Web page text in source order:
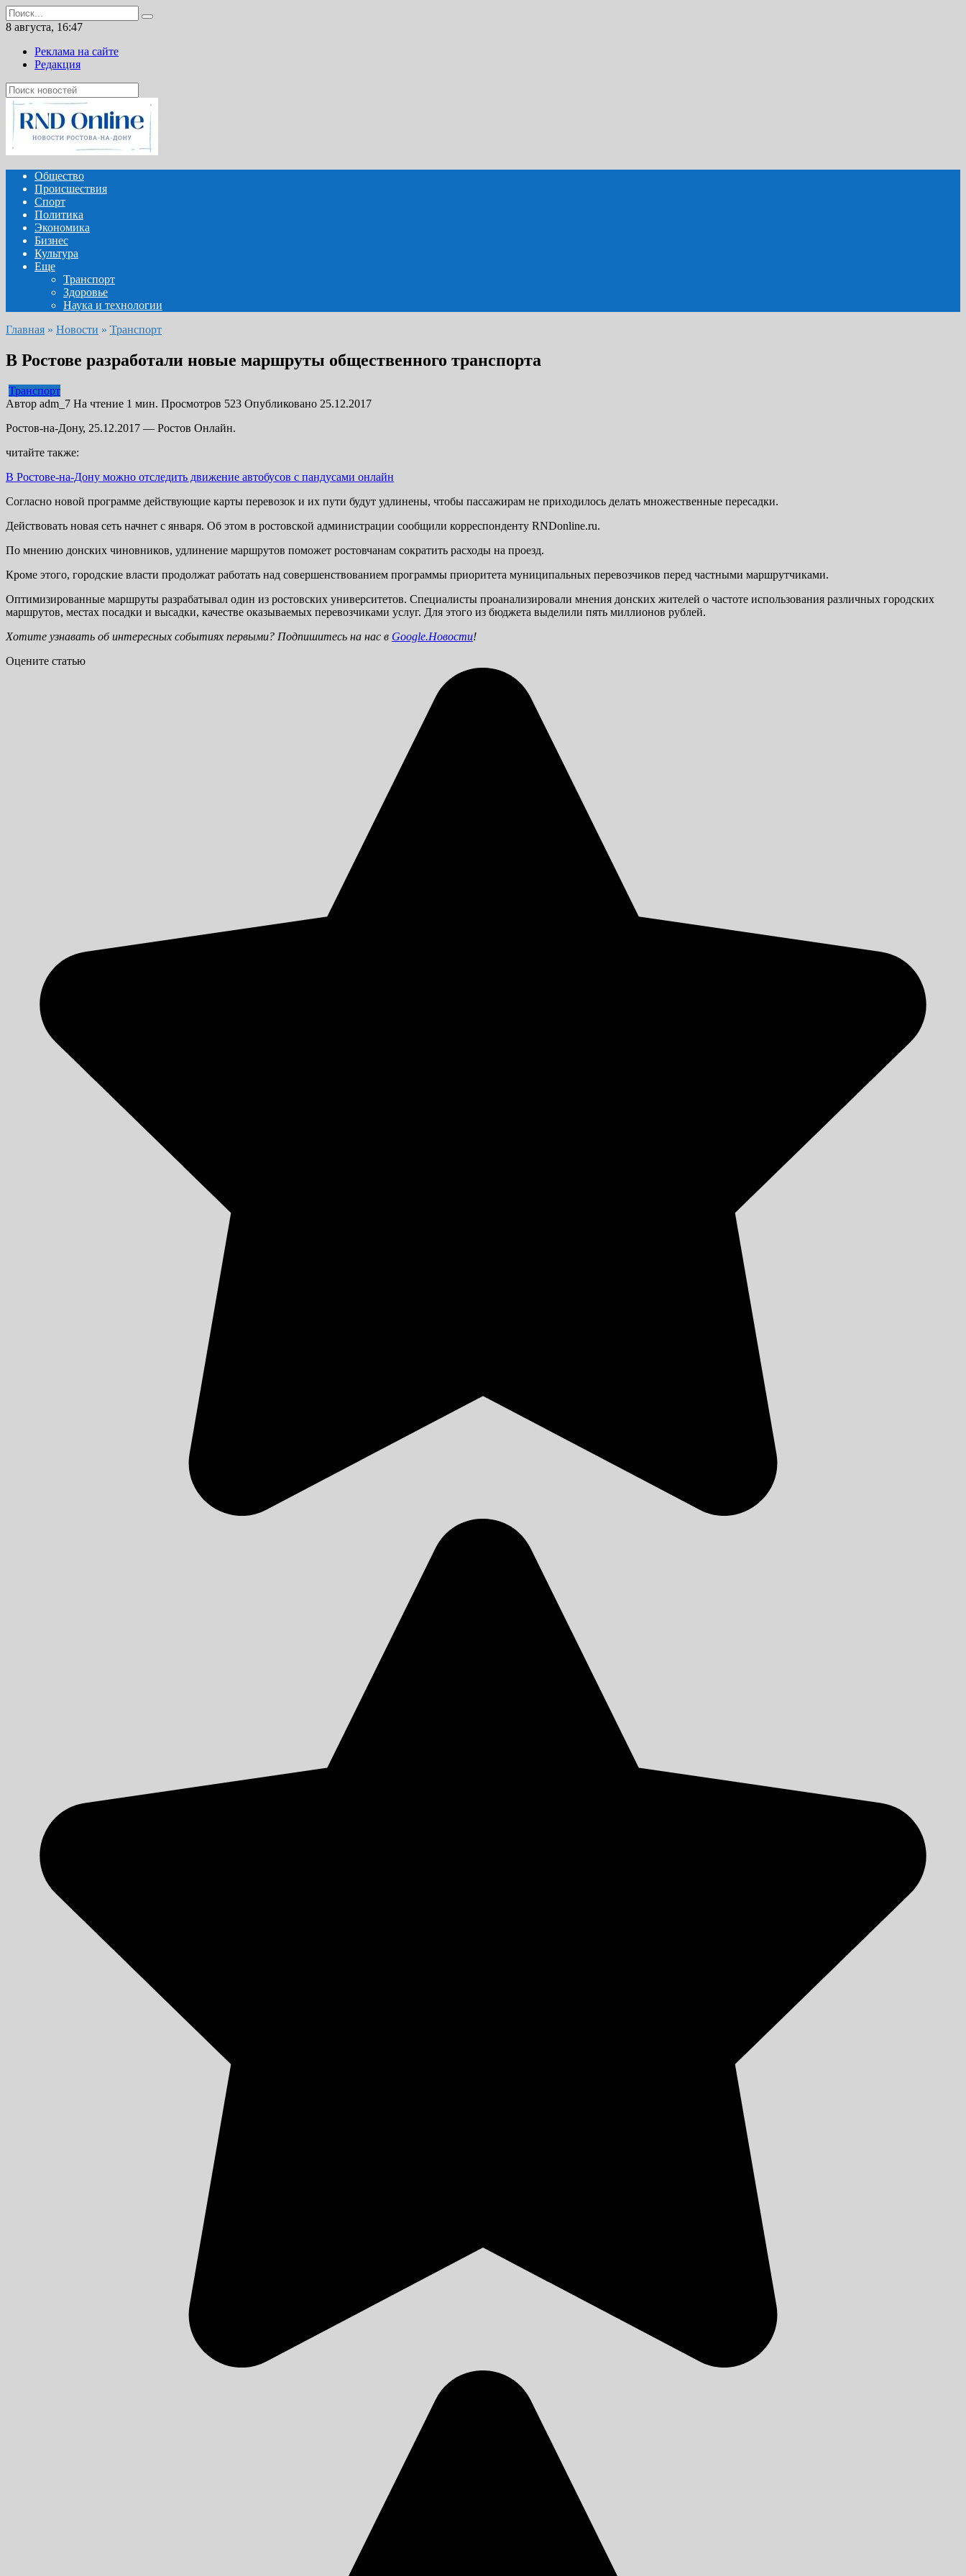
Перейти
к
содержанию
Search
for:
8 августа, 16:47
Реклама на сайте
Редакция
Общество
Происшествия
Спорт
Политика
Экономика
Бизнес
Культура
Еще
Транспорт
Здоровье
Наука и технологии
Главная » Новости » Транспорт
В Ростове разработали новые маршруты общественного транспорта
Транспорт
Автор adm_7 На чтение 1 мин. Просмотров 523 Опубликовано 25.12.2017
Ростов-на-Дону, 25.12.2017 — Ростов Онлайн.
читайте также:
В Ростове-на-Дону можно отследить движение автобусов с пандусами онлайн
Согласно новой программе действующие карты перевозок и их пути будут удлинены, чтобы пассажирам не приходилось делать множественные пересадки.
Действовать новая сеть начнет с января. Об этом в ростовской администрации сообщили корреспонденту RNDonline.ru.
По мнению донских чиновников, удлинение маршрутов поможет ростовчанам сократить расходы на проезд.
Кроме этого, городские власти продолжат работать над совершенствованием программы приоритета муниципальных перевозчиков перед частными маршрутчиками.
Оптимизированные маршруты разрабатывал один из ростовских университетов. Специалисты проанализировали мнения донских жителей о частоте использования различных городских
маршрутов, местах посадки и высадки, качестве оказываемых перевозчиками услуг. Для этого из бюджета выделили пять миллионов рублей.
Хотите узнавать об интересных событиях первыми? Подпишитесь на нас в Google.Новости!
Оцените статью